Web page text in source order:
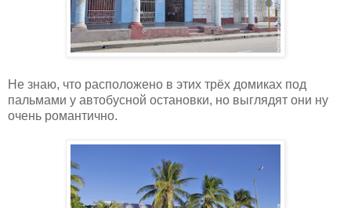
Не знаю, что расположено в этих трёх домиках под
пальмами у автобусной остановки, но выглядят они ну
очень романтично.